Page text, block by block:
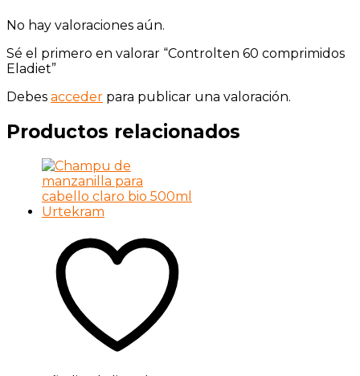
No hay valoraciones aún.
Sé el primero en valorar “Controlten 60 comprimidos
Eladiet”
Debes acceder para publicar una valoración.
Productos relacionados